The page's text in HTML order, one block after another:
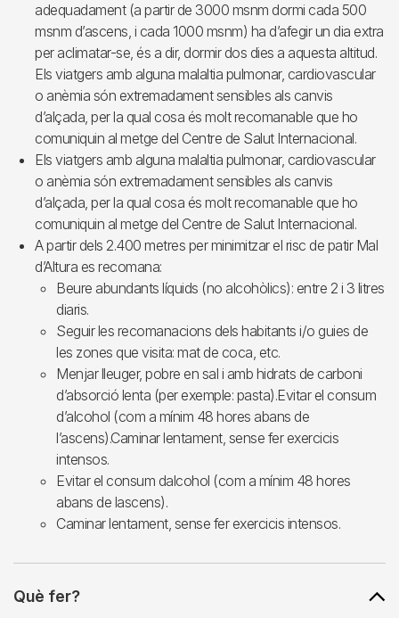
adequadament (a partir de 3000 msnm dormi cada 500
msnm d’ascens, i cada 1000 msnm) ha d’afegir un dia extra
per aclimatar-se, és a dir, dormir dos dies a aquesta altitud.
Els viatgers amb alguna malaltia pulmonar, cardiovascular
o anèmia són extremadament sensibles als canvis
d’alçada, per la qual cosa és molt recomanable que ho
comuniquin al metge del Centre de Salut Internacional.
Els viatgers amb alguna malaltia pulmonar, cardiovascular
o anèmia són extremadament sensibles als canvis
d’alçada, per la qual cosa és molt recomanable que ho
comuniquin al metge del Centre de Salut Internacional.
A partir dels 2.400 metres per minimitzar el risc de patir Mal
d’Altura es recomana:
Beure abundants líquids (no alcohòlics): entre 2 i 3 litres
diaris.
Seguir les recomanacions dels habitants i/o guies de
les zones que visita: mat de coca, etc.
Menjar lleuger, pobre en sal i amb hidrats de carboni
d’absorció lenta (per exemple: pasta).Evitar el consum
d’alcohol (com a mínim 48 hores abans de
l’ascens).Caminar lentament, sense fer exercicis
intensos.
Evitar el consum dalcohol (com a mínim 48 hores
abans de lascens).
Caminar lentament, sense fer exercicis intensos.
Què fer?